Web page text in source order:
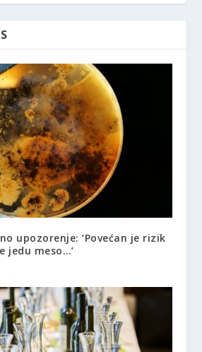
upozorenje: ‘Povećan je rizik
jedu meso…’